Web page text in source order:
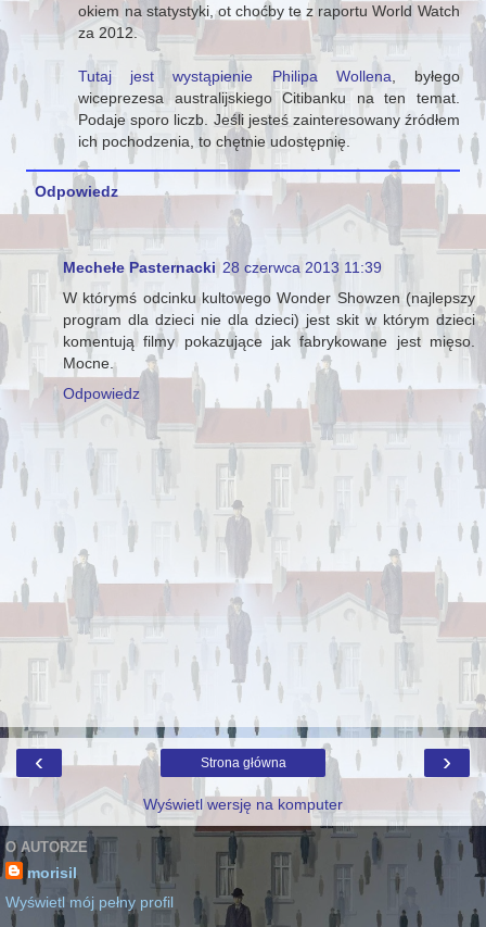
okiem na statystyki, ot choćby te z raportu World Watch
za 2012.
Tutaj jest wystąpienie Philipa Wollena, byłego
wiceprezesa australijskiego Citibanku na ten temat.
Podaje sporo liczb. Jeśli jesteś zainteresowany źródłem
ich pochodzenia, to chętnie udostępnię.
Odpowiedz
Mechełe Pasternacki 28 czerwca 2013 11:39
W którymś odcinku kultowego Wonder Showzen (najlepszy
program dla dzieci nie dla dzieci) jest skit w którym dzieci
komentują filmy pokazujące jak fabrykowane jest mięso.
Mocne.
Odpowiedz
‹ ›
Strona główna
Wyświetl wersję na komputer
O AUTORZE
morisil
Wyświetl mój pełny profil